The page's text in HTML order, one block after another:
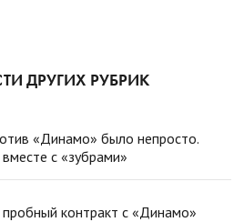
ДРУГИХ РУБРИК
«Динамо» было непросто.
с «зубрами»
контракт с «Динамо»